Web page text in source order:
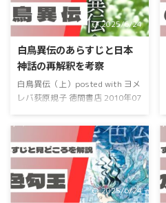
まで網羅的に解説します。さら
に、ネタバレを含む深い考察や、
多崎礼という作者の魅力について
も詳しく掘り下げていきます。物
語全体のテーマや構造美、伏線の
回収の妙を通して、『煌夜祭』が
読者に与える感動の理由をお届け
します。初めて読む方にも、既読
のファンにも楽しんでいただける
内容となっていますので、ぜひ最
後までご覧ください。 煌夜祭の
魅 ...
2025/6/24
白鳥異伝のあらすじと日本
神話の再解釈を考察
白鳥異伝（上）posted with ヨメ
レバ荻原規子 徳間書店 2010年07
koboAmazonKindlehonto 紀伊國
屋書店 『白鳥異伝』は、日本神
話をモチーフにした荻原規子のフ
ァンタジー小説であり、勾玉シリ
ーズの第2作目として多くの読者
に愛されています。ヤマトタケル
2025/6/24